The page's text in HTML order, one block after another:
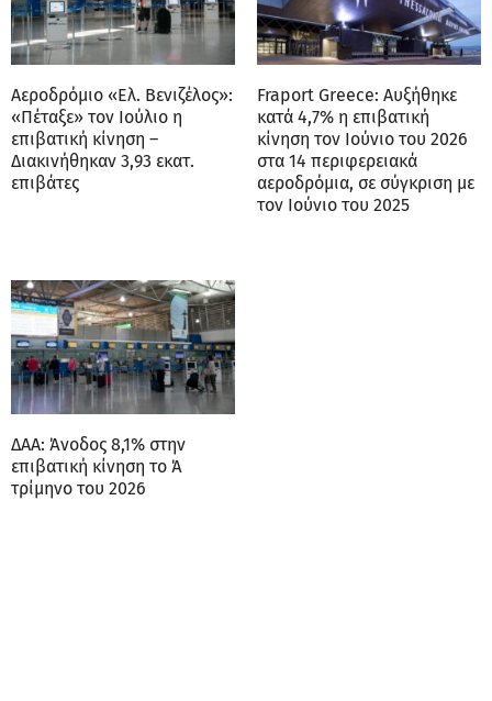
Αεροδρόμιο «Ελ. Βενιζέλος»:
«Πέταξε» τον Ιούλιο η
επιβατική κίνηση –
Διακινήθηκαν 3,93 εκατ.
επιβάτες
Fraport Greece: Αυξήθηκε
κατά 4,7% η επιβατική
κίνηση τον Ιούνιο του 2026
στα 14 περιφερειακά
αεροδρόμια, σε σύγκριση με
τον Ιούνιο του 2025
ΔΑΑ: Άνοδος 8,1% στην
επιβατική κίνηση το Ά
τρίμηνο του 2026